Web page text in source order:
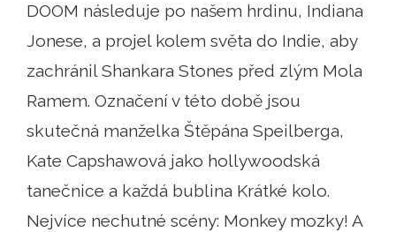
DOOM následuje po našem hrdinu, Indiana
Jonese, a projel kolem světa do Indie, aby
zachránil Shankara Stones před zlým Mola
Ramem. Označení v této době jsou
skutečná manželka Štěpána Speilberga,
Kate Capshawová jako hollywoodská
tanečnice a každá bublina Krátké kolo.
Nejvíce nechutné scény: Monkey mozky! A